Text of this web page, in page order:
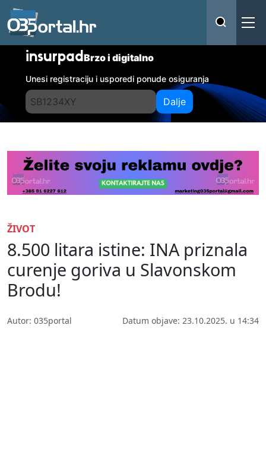
insurpadBrzo i digitalno
Unesi registraciju i usporedi ponude osiguranja
Dalje
ŽIVOT
8.500 litara istine: INA priznala
curenje goriva u Slavonskom
Brodu!
Autor: 035portal Datum objave: 23.10.2025. u 14:34